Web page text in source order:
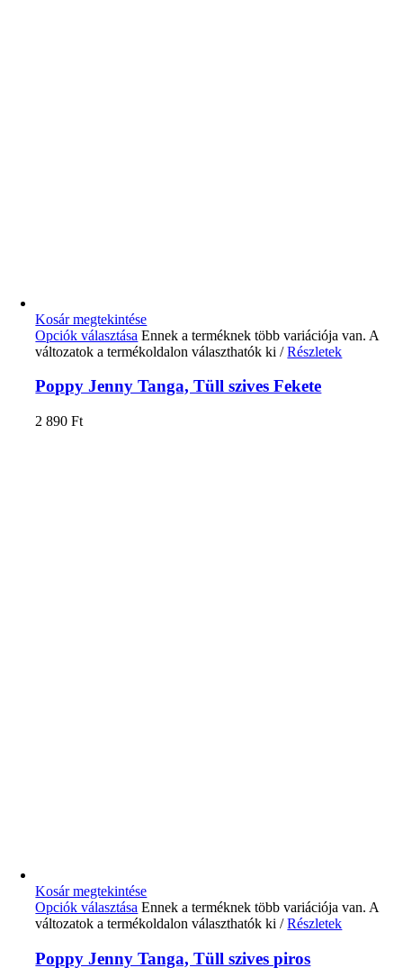
Kosár megtekintése
Opciók választása Ennek a terméknek több variációja van. A
változatok a termékoldalon választhatók ki/ Részletek
Poppy Jenny Tanga, Tüll szives Fekete
2 890Ft
Kosár megtekintése
Opciók választása Ennek a terméknek több variációja van. A
változatok a termékoldalon választhatók ki/ Részletek
Poppy Jenny Tanga, Tüll szives piros